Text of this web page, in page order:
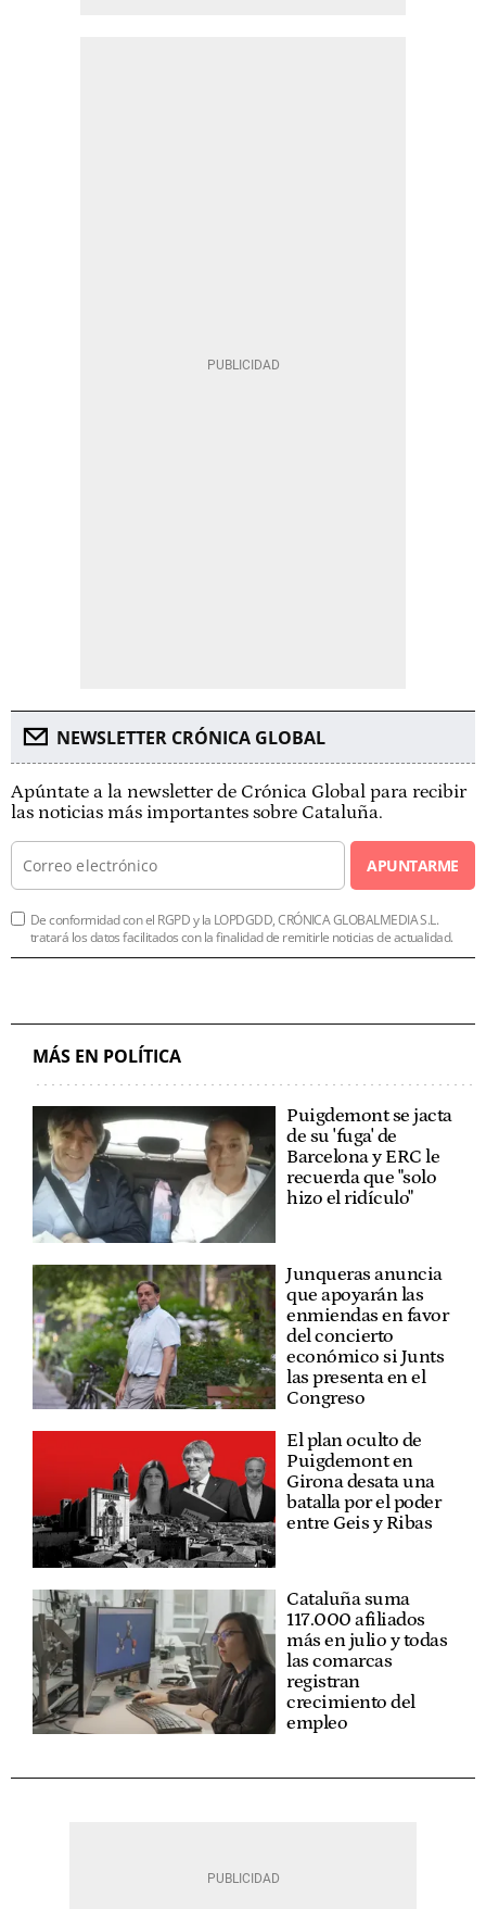
NEWSLETTER CRÓNICA GLOBAL
Apúntate a la newsletter de Crónica Global para recibir
las noticias más importantes sobre Cataluña.
APUNTARME
De conformidad con el RGPD y la LOPDGDD, CRÓNICA GLOBALMEDIA S.L.
tratará los datos facilitados con la finalidad de remitirle noticias de actualidad.
MÁS EN POLÍTICA
Puigdemont se jacta
de su 'fuga' de
Barcelona y ERC le
recuerda que "solo
hizo el ridículo"
Junqueras anuncia
que apoyarán las
enmiendas en favor
del concierto
económico si Junts
las presenta en el
Congreso
El plan oculto de
Puigdemont en
Girona desata una
batalla por el poder
entre Geis y Ribas
Cataluña suma
117.000 afiliados
más en julio y todas
las comarcas
registran
crecimiento del
empleo